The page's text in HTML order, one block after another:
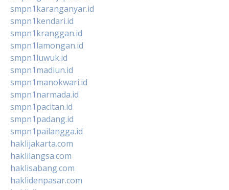
smpn1karanganyar.id
smpn1kendari.id
smpn1kranggan.id
smpn1lamongan.id
smpn1luwuk.id
smpn1madiun.id
smpn1manokwari.id
smpn1narmada.id
smpn1pacitan.id
smpn1padang.id
smpn1pailangga.id
haklijakarta.com
haklilangsa.com
haklisabang.com
haklidenpasar.com